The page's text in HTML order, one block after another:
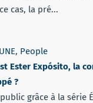
cas, la pré...
, People
Ester Expósito, la
?
grâce à la série